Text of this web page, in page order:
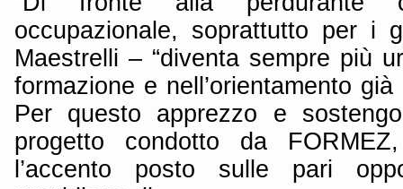
occupazionale, soprattutto per i
Maestrelli – “diventa sempre più
formazione e nell’orientamento
Per questo apprezzo e
progetto condotto da
l’accento posto sulle pari